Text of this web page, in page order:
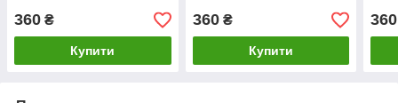
360 ₴
Купити
360₴
Купити
360